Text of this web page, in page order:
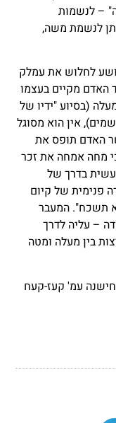
– לנשמות
לנשמת משה,
לחלוש את עמלק
האדם מקיים בעצמו
(בסיוע "ידיו של
אין הוא מסוגל
האדם תופס את
מחה אמחה את זכר
בדרך של
פנימית של קיום
תשכח". המעבר
– עליה לדרך
בין מעלה ומטה
עמ' קעז-קעח